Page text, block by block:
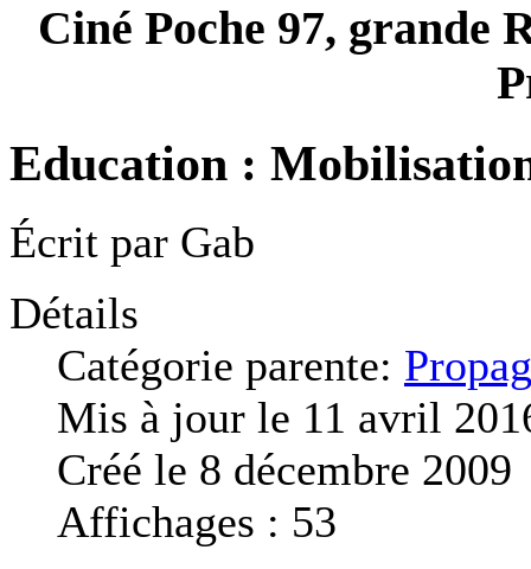
Ciné Poche 97, grande
Education :
Écrit par Gab
Détails
Catégorie parente:
Mis à jour le 11 avril
Créé le 8 décembre 2009
Affichages : 53